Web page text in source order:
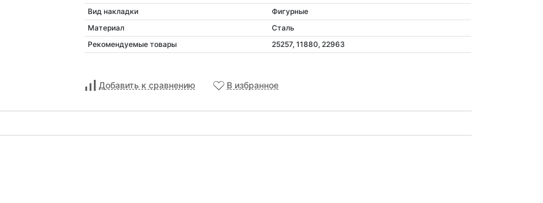
Вид накладки
Фигурные
Материал
Сталь
Рекомендуемые товары
25257, 11880, 22963
Добавить к сравнению В избранное